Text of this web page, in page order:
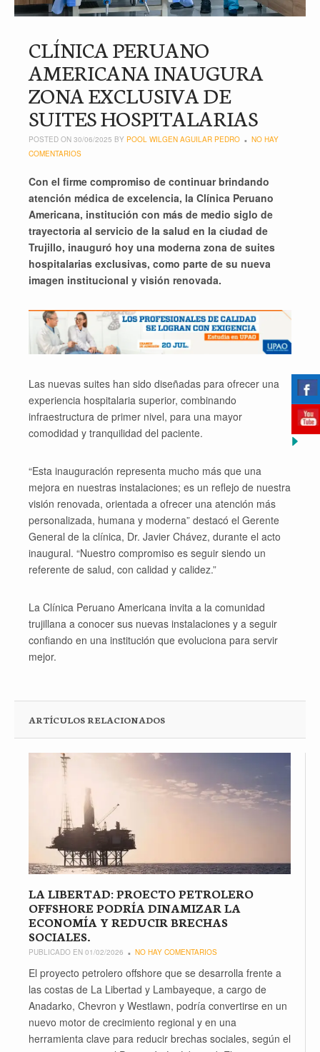
CLÍNICA PERUANO
AMERICANA INAUGURA
ZONA EXCLUSIVA DE
SUITES HOSPITALARIAS
POSTED ON 30/06/2025 BY POOL WILGEN AGUILAR PEDRO
NO HAY
COMENTARIOS
Con el firme compromiso de continuar brindando
atención médica de excelencia, la Clínica Peruano
Americana, institución con más de medio siglo de
trayectoria al servicio de la salud en la ciudad de
Trujillo, inauguró hoy una moderna zona de suites
hospitalarias exclusivas, como parte de su nueva
imagen institucional y visión renovada.
Las nuevas suites han sido diseñadas para ofrecer una
experiencia hospitalaria superior, combinando
infraestructura de primer nivel, para una mayor
comodidad y tranquilidad del paciente.
“Esta inauguración representa mucho más que una
mejora en nuestras instalaciones; es un reflejo de nuestra
visión renovada, orientada a ofrecer una atención más
personalizada, humana y moderna” destacó el Gerente
General de la clínica, Dr. Javier Chávez, durante el acto
inaugural. “Nuestro compromiso es seguir siendo un
referente de salud, con calidad y calidez.”
La Clínica Peruano Americana invita a la comunidad
trujillana a conocer sus nuevas instalaciones y a seguir
confiando en una institución que evoluciona para servir
mejor.
ARTÍCULOS RELACIONADOS
LA LIBERTAD: PROECTO PETROLERO
OFFSHORE PODRÍA DINAMIZAR LA
ECONOMÍA Y REDUCIR BRECHAS
SOCIALES.
PUBLICADO EN 01/02/2026 NO HAY COMENTARIOS
El proyecto petrolero offshore que se desarrolla frente a
las costas de La Libertad y Lambayeque, a cargo de
Anadarko, Chevron y Westlawn, podría convertirse en un
nuevo motor de crecimiento regional y en una
herramienta clave para reducir brechas sociales, según el